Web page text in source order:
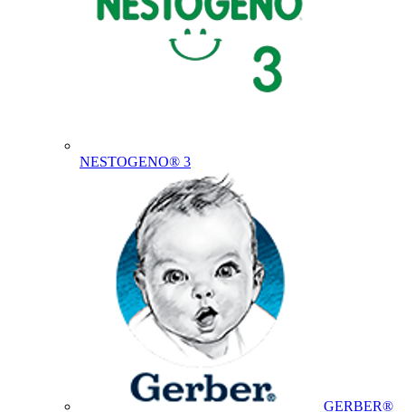
NESTOGENO® 3
GERBER®